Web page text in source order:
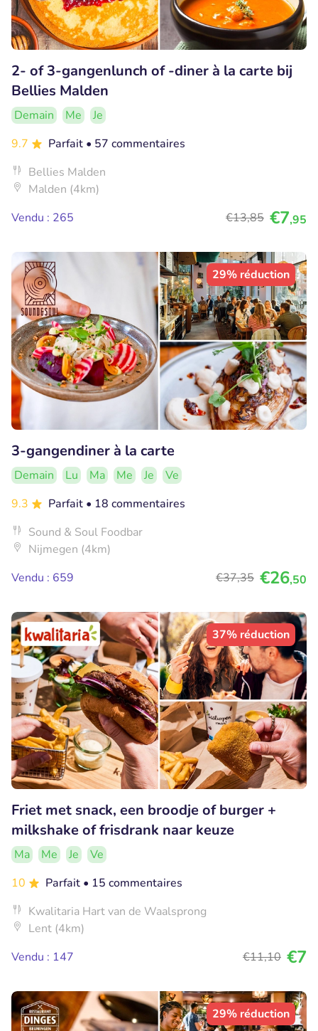
2- of 3-gangenlunch of -diner à la carte bij
Bellies Malden
Demain Me
Je
9.7
Parfait • 57 commentaires
Bellies Malden
Malden (4km)
Vendu : 265
€13,85 €7,95
29% réduction
3-gangendiner à la carte
Demain Lu Ma Me Je
Ve
9.3
Parfait • 18 commentaires
Sound & Soul Foodbar
Nijmegen (4km)
Vendu : 659
€37,35 €26,50
37% réduction
Friet met snack, een broodje of burger +
milkshake of frisdrank naar keuze
Ma Me Je
Ve
10
Parfait • 15 commentaires
Kwalitaria Hart van de Waalsprong
Lent (4km)
Vendu : 147
€11,10 €7
29% réduction